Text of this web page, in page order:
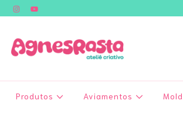
Produtos Aviamentos